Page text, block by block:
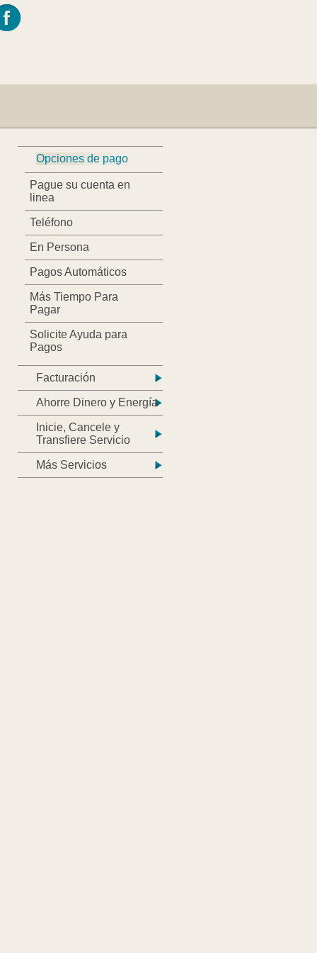
Opciones de pago
Pague su cuenta en
linea
Teléfono
En Persona
Pagos Automáticos
Más Tiempo Para
Pagar
Solicite Ayuda para
Pagos
Facturación
Ahorre Dinero y Energía
Inicie, Cancele y
Transfiere Servicio
Más Servicios